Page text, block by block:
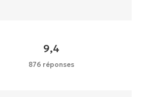
9,4
876 réponses